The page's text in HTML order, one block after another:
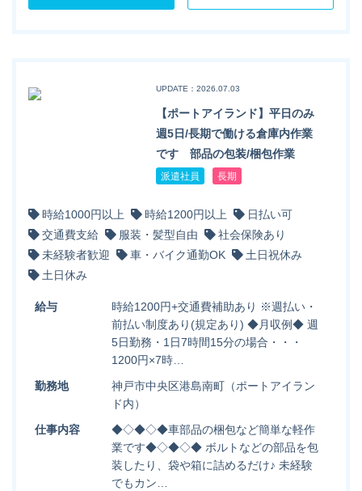
UPDATE：2026.07.03
【ポートアイランド】平日のみ
週5日/長期で働ける倉庫内作業
です 部品の包装/梱包作業
派遣社員 長期
時給1000円以上 時給1200円以上
日払い可
交通費支給
服装・髪型自由
社会保険あり
未経験者歓迎
車・バイク通勤OK
土日祝休み
土日休み
給与
時給1200円+交通費補助あり ※週払い・
前払い制度あり(規定あり) ◆月収例◆ 週
5日勤務・1日7時間15分の場合・・・
1200円×7時…
勤務地
神戸市中央区港島南町（ポートアイラン
ド内）
仕事内容
◆◇◆◇◆車部品の梱包など簡単な軽作
業です◆◇◆◇◆ ボルトなどの部品を包
装したり、袋や箱に詰めるだけ♪ 未経験
でもカン…